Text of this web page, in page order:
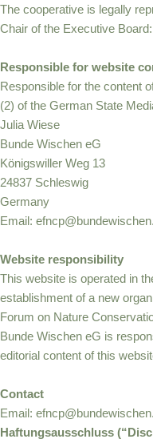
The cooperative is legally
Chair of the Executive
Responsible for website
Responsible for the content
(2) of the German State
Julia Wiese
Bunde Wischen eG
Königswiller Weg 13
24837 Schleswig
Germany
Email:
Website responsibility
This website is operated in
establishment of a new
Forum on Nature
Bunde Wischen eG is
editorial content of this
Contact
Email:
Haftungsausschluss